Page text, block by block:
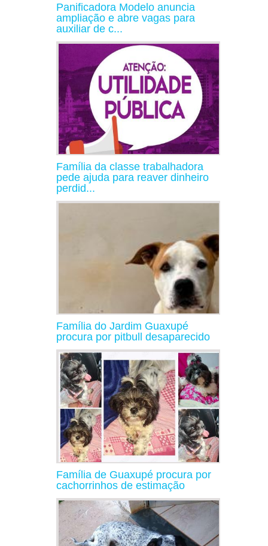
Panificadora Modelo anuncia
ampliação e abre vagas para
auxiliar de c...
Família da classe trabalhadora
pede ajuda para reaver dinheiro
perdid...
Família do Jardim Guaxupé
procura por pitbull desaparecido
Família de Guaxupé procura por
cachorrinhos de estimação